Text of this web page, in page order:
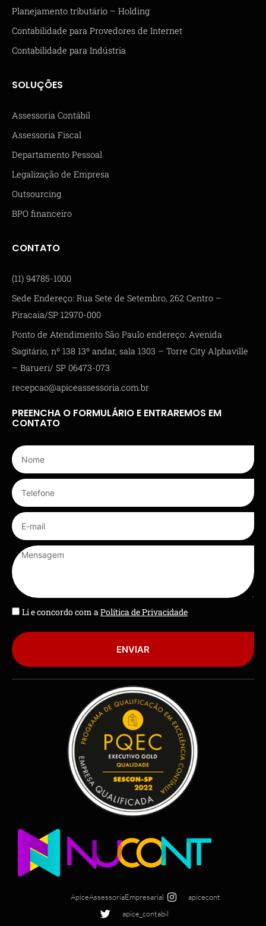
Planejamento tributário – Holding
Contabilidade para Provedores de Internet
Contabilidade para Indústria
SOLUÇÕES
Assessoria Contábil
Assessoria Fiscal
Departamento Pessoal
Legalização de Empresa
Outsourcing
BPO financeiro
CONTATO
(11) 94785-1000
Sede Endereço: Rua Sete de Setembro, 262 Centro –
Piracaia/SP 12970-000
Ponto de Atendimento São Paulo endereço: Avenida
Sagitário, nº 138 13º andar, sala 1303 – Torre City Alphaville
– Barueri/ SP 06473-073
recepcao@apiceassessoria.com.br
PREENCHA O FORMULÁRIO E ENTRAREMOS EM
CONTATO
Li e concordo com aPolítica de Privacidade
ENVIAR
ApiceAssessoriaEmpresarial
apicecont
apice_contabil